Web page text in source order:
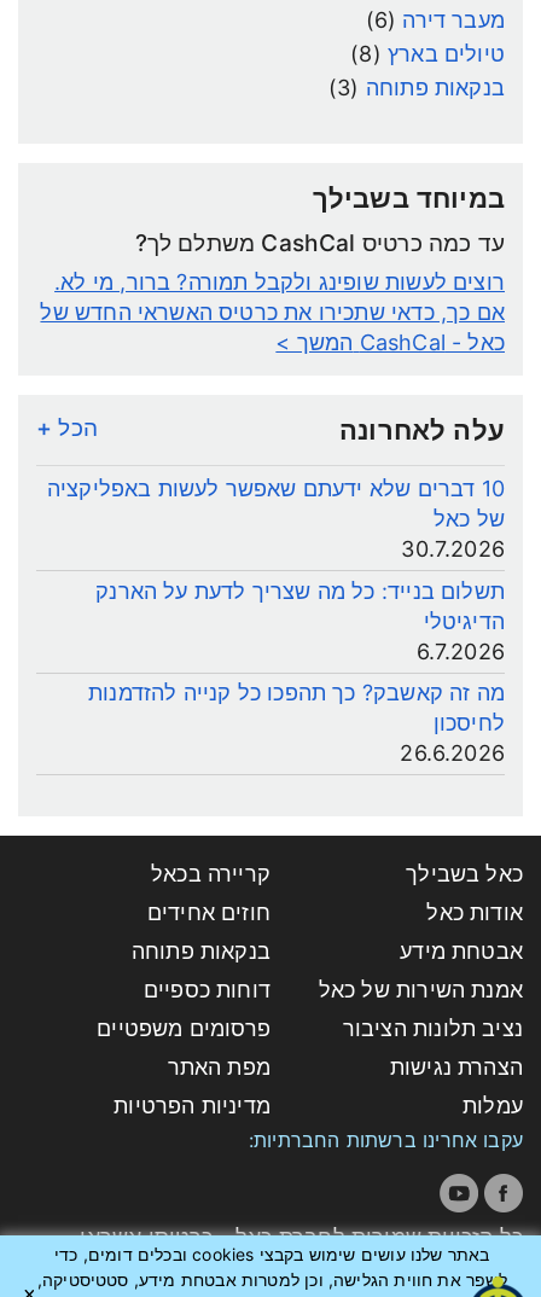
באתר שלנו עושים שימוש בקבצי cookies ובכלים דומים, כדי
לשפר את חווית הגלישה, וכן למטרות אבטחת מידע, סטטיסטיקה,
מעבר דירה (6)
טיולים בארץ(8)
בנקאות פתוחה (3)
במיוחד בשבילך
עד כמה כרטיס CashCal משתלם לך?
רוצים לעשות שופינג ולקבל תמורה? ברור, מי לא.
אם כך, כדאי שתכירו את כרטיס האשראי החדש של
כאל - CashCal
המשך >
עלה לאחרונה הכל +
10 דברים שלא ידעתם שאפשר לעשות באפליקציה
של כאל
30.7.2026
תשלום בנייד: כל מה שצריך לדעת על הארנק
הדיגיטלי
6.7.2026
מה זה קאשבק? כך תהפכו כל קנייה להזדמנות
לחיסכון
26.6.2026
כאל בשבילך
קריירה בכאל
אודות כאל
חוזים אחידים
אבטחת מידע
בנקאות פתוחה
אמנת השירות של כאל
דוחות כספיים
נציב תלונות הציבור
פרסומים משפטיים
הצהרת נגישות
מפת האתר
עמלות
מדיניות הפרטיות
עקבו אחרינו ברשתות החברתיות:
כל הזכויות שמורות לחברת כאל - כרטיסי אשראי
לישראל בע"מ